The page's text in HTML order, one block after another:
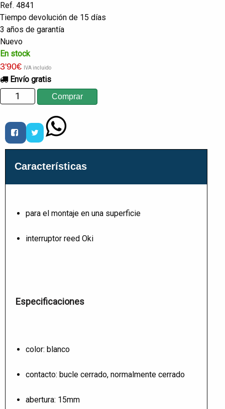
Ref. 4841
Tiempo devolución de 15 días
3 años de garantía
Nuevo
En stock
3'90€ IVA incluido
Envío gratis
Características
para el montaje en una superficie
interruptor reed Oki
Especificaciones
color: blanco
contacto: bucle cerrado, normalmente cerrado
abertura: 15mm